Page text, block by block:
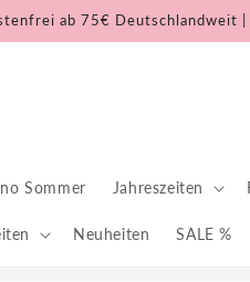
ab 75€ Deutschlandweit
Sommer Jahreszeiten
Neuheiten SALE %